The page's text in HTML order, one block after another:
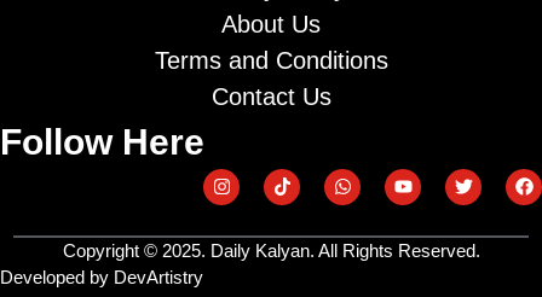
About Us
Terms and Conditions
Contact Us
Follow Here
Copyright © 2025. Daily Kalyan. All Rights Reserved.
Developed by DevArtistry